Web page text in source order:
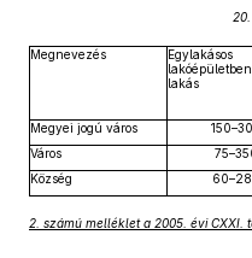
Megnevezés
Egylakásos
lakás
Megyei jogú város
Város
Község
2. számú melléklet a 2005. évi CXXI.